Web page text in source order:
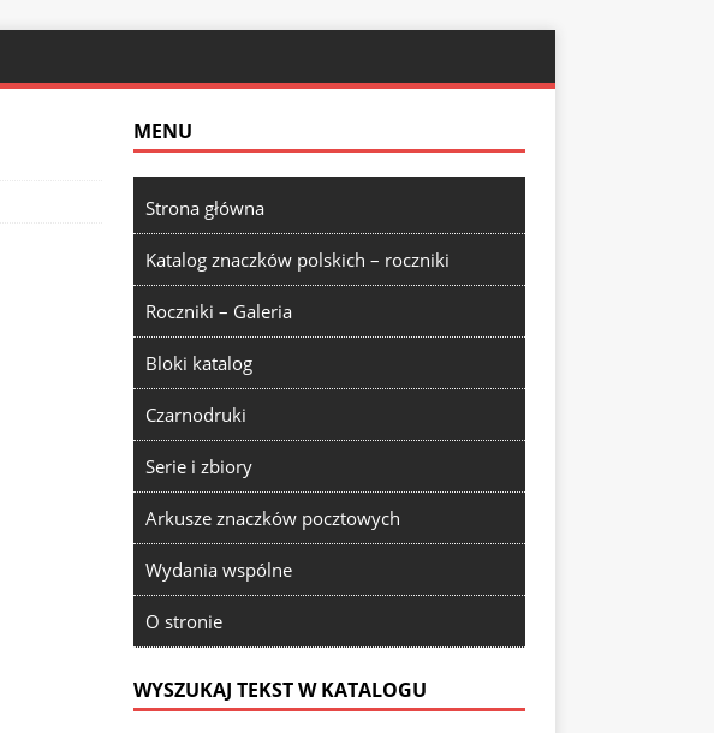
MENU
Strona główna
Katalog znaczków polskich – roczniki
Roczniki – Galeria
Bloki katalog
Czarnodruki
Serie i zbiory
Arkusze znaczków pocztowych
Wydania wspólne
O stronie
WYSZUKAJ TEKST W KATALOGU